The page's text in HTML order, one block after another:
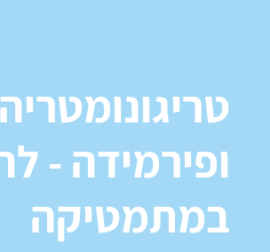
ופירמידה -
במתמטיקה